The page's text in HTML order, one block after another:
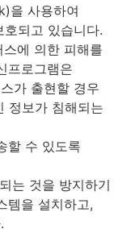
을 사용하여
되고 있습니다.
에 의한 피해를
프로그램은
가 출현할 경우
정보가 침해되는
할 수 있도록
는 것을 방지하기
템을 설치하고,